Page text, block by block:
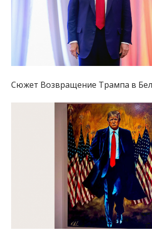
Сюжет Возвращение Трампа в